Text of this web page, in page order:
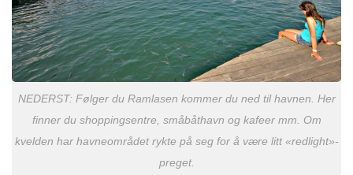
NEDERST: Følger du Ramlasen kommer du ned til havnen. Her
finner du shoppingsentre, småbåthavn og kafeer mm. Om
kvelden har havneområdet rykte på seg for å være litt «redlight»-
preget.